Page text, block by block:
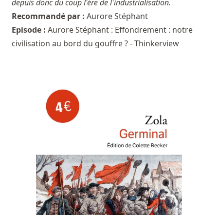
depuis donc du coup l'ère de l'industrialisation.
Recommandé par : Aurore Stéphant
Episode : Aurore Stéphant : Effondrement : notre
civilisation au bord du gouffre ? - Thinkerview